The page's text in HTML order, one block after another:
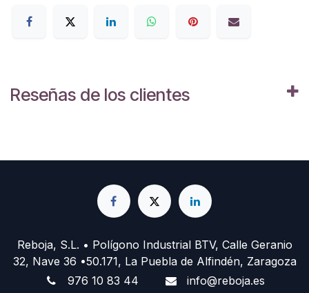
Reseñas de los clientes
Reboja, S.L. • Polígono Industrial BTV, Calle Geranio
32, Nave 36 •50.171, La Puebla de Alfindén, Zaragoza
976 10 83 44
info@reboja.es